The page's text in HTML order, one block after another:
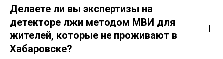
Делаете ли вы экспертизы на
детекторе лжи методом МВИ для
жителей, которые не проживают в
Хабаровске?